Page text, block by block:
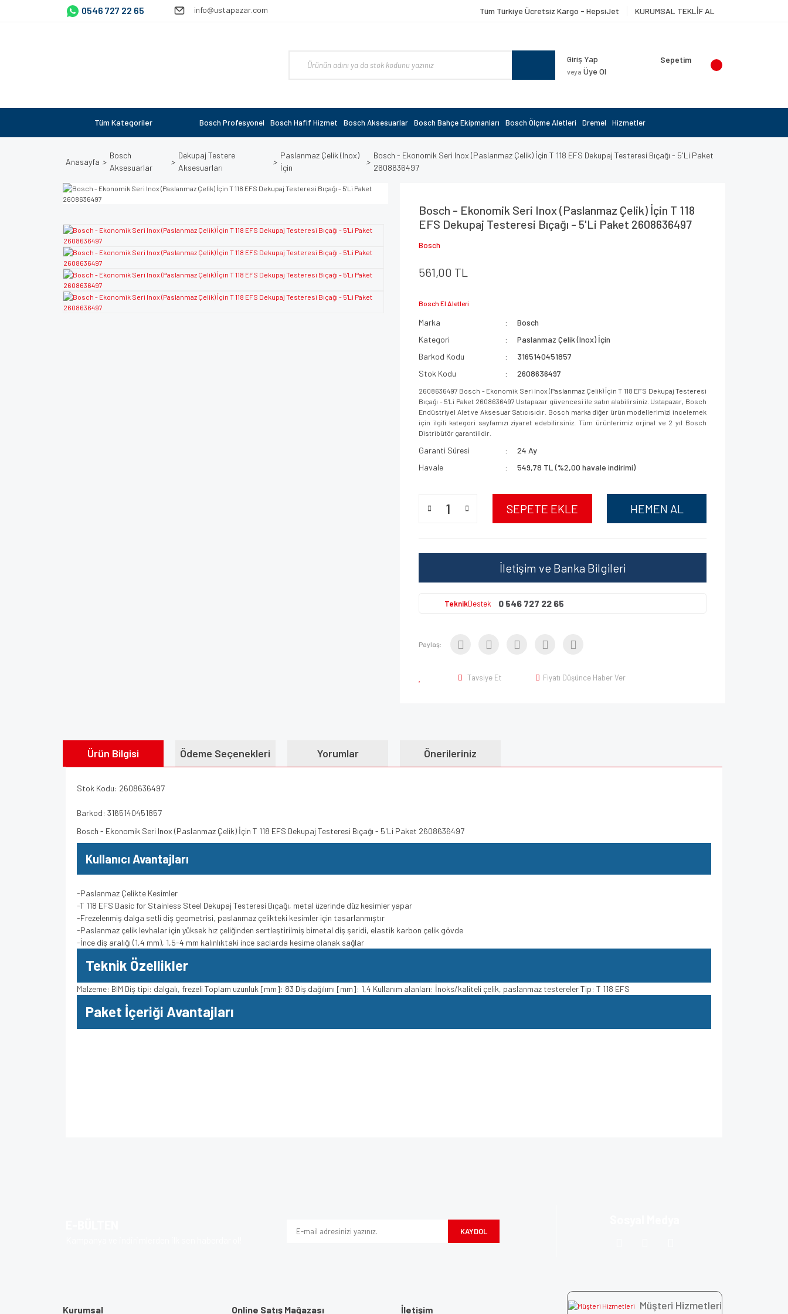
0546 727 22 65 info@ustapazar.com Tüm Türkiye Ücretsiz Kargo - HepsiJet KURUMSAL TEKLİF AL
Giriş Yap
veya Üye Ol
Sepetim
Tüm Kategoriler Bosch Profesyonel Bosch Hafif Hizmet Bosch Aksesuarlar Bosch Bahçe Ekipmanları Bosch Ölçme Aletleri Dremel Hizmetler
Anasayfa
Bosch
Aksesuarlar
Dekupaj Testere
Aksesuarları
Paslanmaz Çelik (Inox)
İçin
Bosch - Ekonomik Seri Inox (Paslanmaz Çelik) İçin T 118 EFS Dekupaj Testeresi Bıçağı - 5'Li Paket
2608636497
Bosch - Ekonomik Seri Inox (Paslanmaz Çelik) İçin T 118
EFS Dekupaj Testeresi Bıçağı - 5'Li Paket 2608636497
Bosch
561,00 TL
Bosch El Aletleri
Marka
Bosch
Kategori
Paslanmaz Çelik (Inox) İçin
Barkod Kodu
3165140451857
Stok Kodu
2608636497
2608636497 Bosch - Ekonomik Seri Inox (Paslanmaz Çelik) İçin T 118 EFS Dekupaj Testeresi
Bıçağı - 5'Li Paket 2608636497 Ustapazar güvencesi ile satın alabilirsiniz. Ustapazar, Bosch
Endüstriyel Alet ve Aksesuar Satıcısıdır. Bosch marka diğer ürün modellerimizi incelemek
için ilgili kategori sayfamızı ziyaret edebilirsiniz. Tüm ürünlerimiz orjinal ve 2 yıl Bosch
Distribütör garantilidir.
Garanti Süresi
24 Ay
Havale
549,78 TL (%2,00 havale indirimi)
SEPETE EKLE HEMEN AL
İletişim ve Banka Bilgileri
TeknikDestek 0 546 727 22 65
Paylaş:
Tavsiye Et Fiyatı Düşünce Haber Ver
Ürün Bilgisi Ödeme Seçenekleri Yorumlar Önerileriniz
Stok Kodu: 2608636497
Barkod: 3165140451857
Bosch - Ekonomik Seri Inox (Paslanmaz Çelik) İçin T 118 EFS Dekupaj Testeresi Bıçağı - 5'Li Paket 2608636497
Kullanıcı Avantajları
-Paslanmaz Çelikte Kesimler
-T 118 EFS Basic for Stainless Steel Dekupaj Testeresi Bıçağı, metal üzerinde düz kesimler yapar
-Frezelenmiş dalga setli diş geometrisi, paslanmaz çelikteki kesimler için tasarlanmıştır
-Paslanmaz çelik levhalar için yüksek hız çeliğinden sertleştirilmiş bimetal diş şeridi, elastik karbon çelik gövde
-İnce diş aralığı (1,4 mm), 1,5-4 mm kalınlıktaki ince saclarda kesime olanak sağlar
Teknik Özellikler
Malzeme: BIM Diş tipi: dalgalı, frezeli Toplam uzunluk [mm]: 83 Diş dağılımı [mm]: 1,4 Kullanım alanları: İnoks/kaliteli çelik, paslanmaz testereler Tip: T 118 EFS
Paket İçeriği Avantajları
KAYDOL
Kurumsal Online Satış Mağazası İletişim Müşteri Hizmetleri